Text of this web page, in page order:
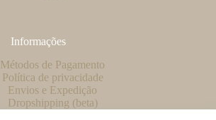
Informações
Métodos de Pagamento
Política de privacidade
Envios e Expedição
Dropshipping (beta)